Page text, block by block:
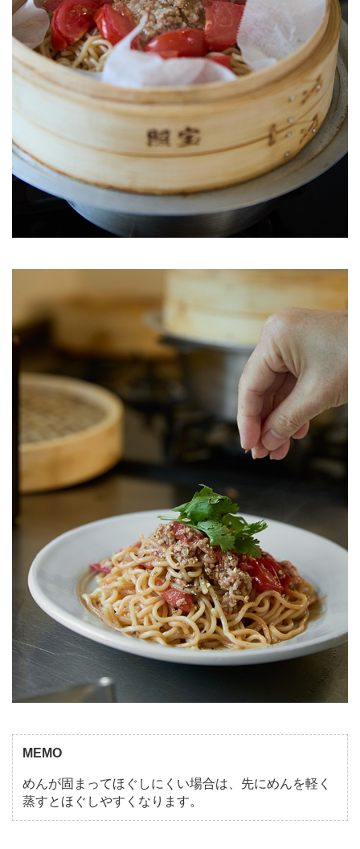
MEMO
めんが固まってほぐしにくい場合は、先にめんを軽く
蒸すとほぐしやすくなります。